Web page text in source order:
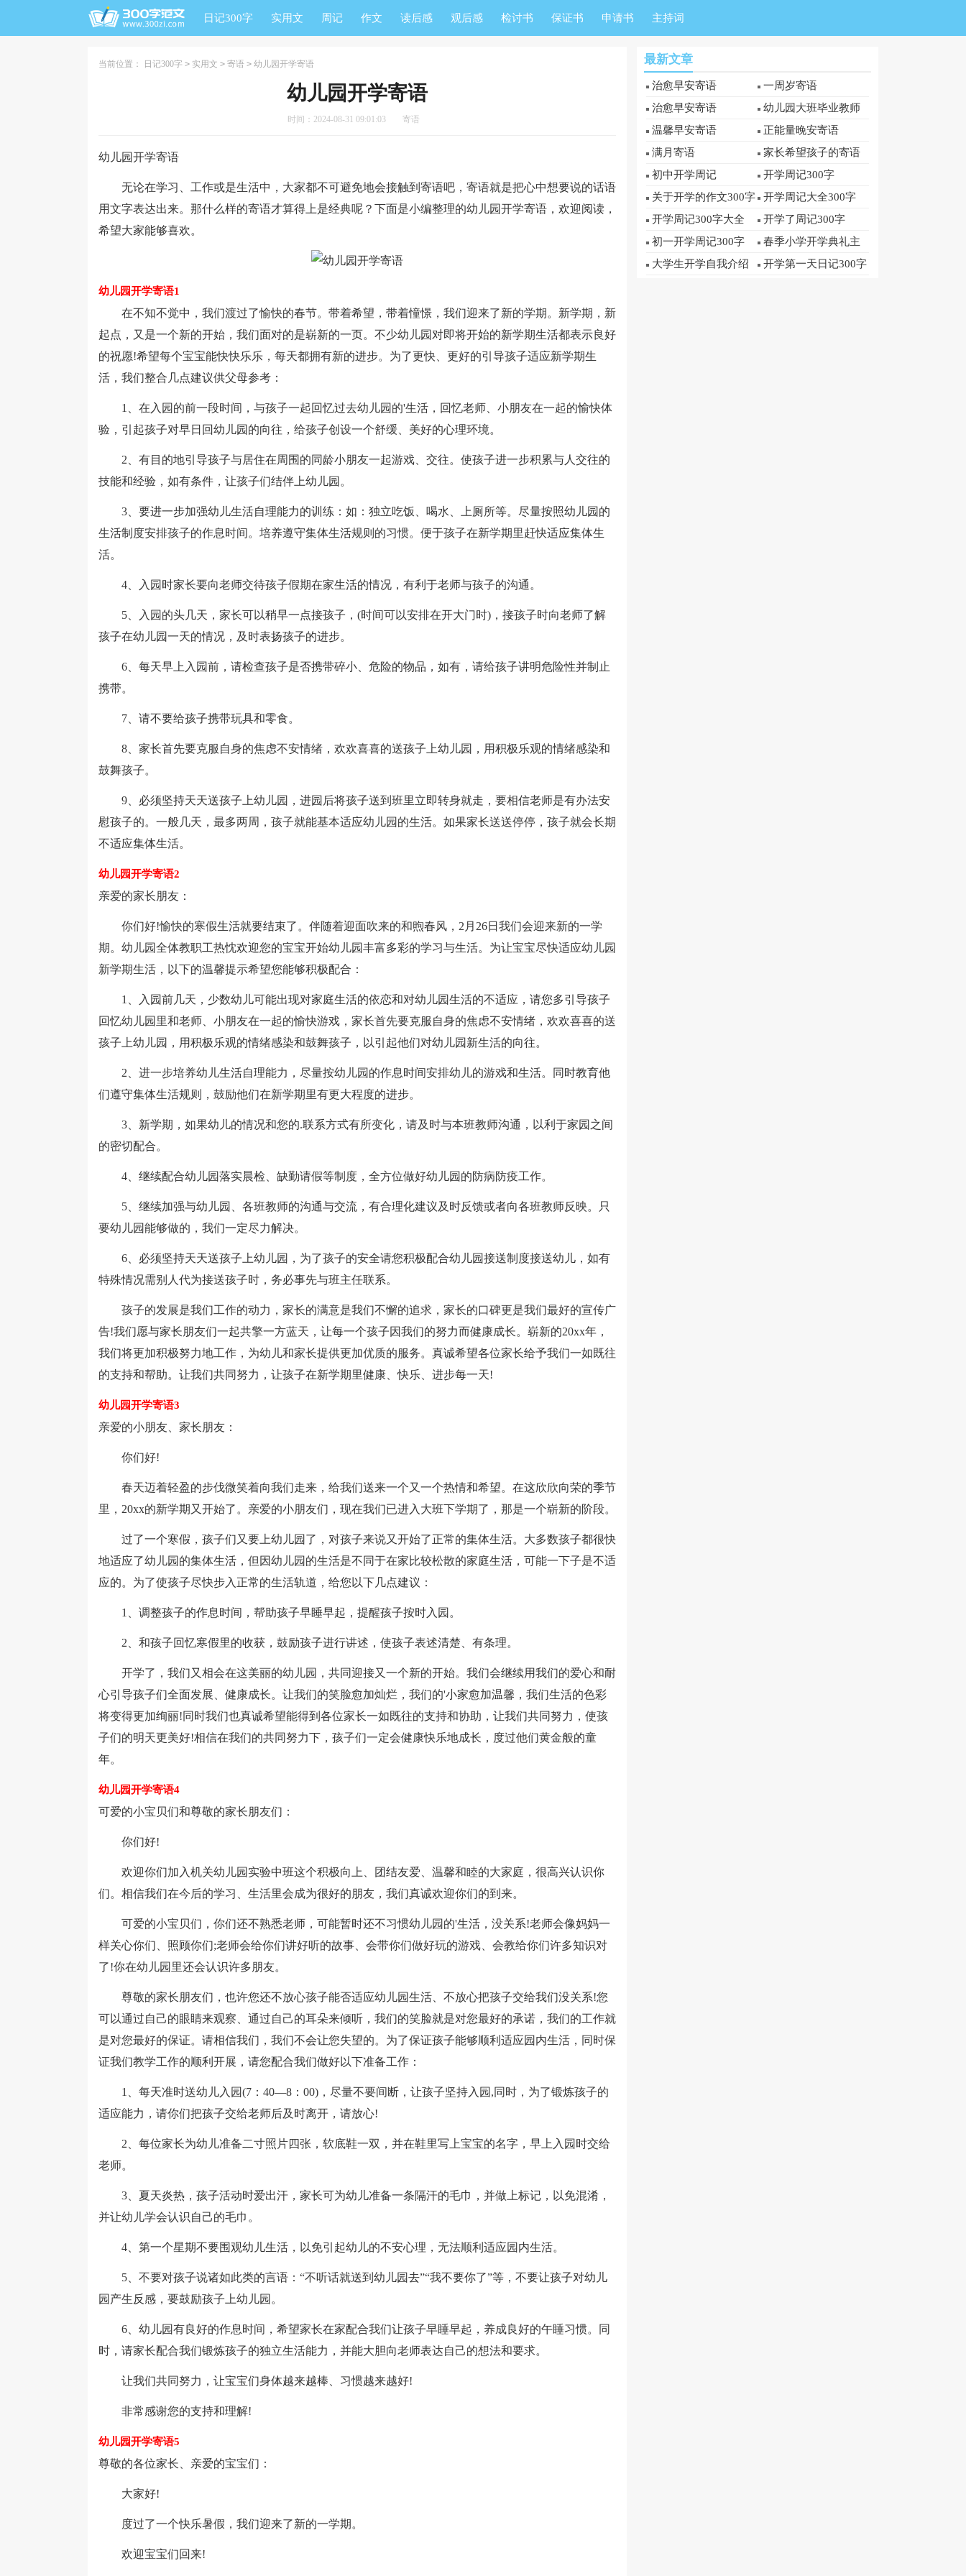
日记300字 实用文 周记 作文 读后感 观后感 检讨书 保证书 申请书 主持词
当前位置： 日记300字 > 实用文 > 寄语 > 幼儿园开学寄语
幼儿园开学寄语
时间：2024-08-31 09:01:03 寄语
幼儿园开学寄语
无论在学习、工作或是生活中，大家都不可避免地会接触到寄语吧，寄语就是把心中想要说的话语
用文字表达出来。那什么样的寄语才算得上是经典呢？下面是小编整理的幼儿园开学寄语，欢迎阅读，
希望大家能够喜欢。
幼儿园开学寄语1
在不知不觉中，我们渡过了愉快的春节。带着希望，带着憧憬，我们迎来了新的学期。新学期，新
起点，又是一个新的开始，我们面对的是崭新的一页。不少幼儿园对即将开始的新学期生活都表示良好
的祝愿!希望每个宝宝能快快乐乐，每天都拥有新的进步。为了更快、更好的引导孩子适应新学期生
活，我们整合几点建议供父母参考：
1、在入园的前一段时间，与孩子一起回忆过去幼儿园的'生活，回忆老师、小朋友在一起的愉快体
验，引起孩子对早日回幼儿园的向往，给孩子创设一个舒缓、美好的心理环境。
2、有目的地引导孩子与居住在周围的同龄小朋友一起游戏、交往。使孩子进一步积累与人交往的
技能和经验，如有条件，让孩子们结伴上幼儿园。
3、要进一步加强幼儿生活自理能力的训练：如：独立吃饭、喝水、上厕所等。尽量按照幼儿园的
生活制度安排孩子的作息时间。培养遵守集体生活规则的习惯。便于孩子在新学期里赶快适应集体生
活。
4、入园时家长要向老师交待孩子假期在家生活的情况，有利于老师与孩子的沟通。
5、入园的头几天，家长可以稍早一点接孩子，(时间可以安排在开大门时)，接孩子时向老师了解
孩子在幼儿园一天的情况，及时表扬孩子的进步。
6、每天早上入园前，请检查孩子是否携带碎小、危险的物品，如有，请给孩子讲明危险性并制止
携带。
7、请不要给孩子携带玩具和零食。
8、家长首先要克服自身的焦虑不安情绪，欢欢喜喜的送孩子上幼儿园，用积极乐观的情绪感染和
鼓舞孩子。
9、必须坚持天天送孩子上幼儿园，进园后将孩子送到班里立即转身就走，要相信老师是有办法安
慰孩子的。一般几天，最多两周，孩子就能基本适应幼儿园的生活。如果家长送送停停，孩子就会长期
不适应集体生活。
幼儿园开学寄语2
亲爱的家长朋友：
你们好!愉快的寒假生活就要结束了。伴随着迎面吹来的和煦春风，2月26日我们会迎来新的一学
期。幼儿园全体教职工热忱欢迎您的宝宝开始幼儿园丰富多彩的学习与生活。为让宝宝尽快适应幼儿园
新学期生活，以下的温馨提示希望您能够积极配合：
1、入园前几天，少数幼儿可能出现对家庭生活的依恋和对幼儿园生活的不适应，请您多引导孩子
回忆幼儿园里和老师、小朋友在一起的愉快游戏，家长首先要克服自身的焦虑不安情绪，欢欢喜喜的送
孩子上幼儿园，用积极乐观的情绪感染和鼓舞孩子，以引起他们对幼儿园新生活的向往。
2、进一步培养幼儿生活自理能力，尽量按幼儿园的作息时间安排幼儿的游戏和生活。同时教育他
们遵守集体生活规则，鼓励他们在新学期里有更大程度的进步。
3、新学期，如果幼儿的情况和您的.联系方式有所变化，请及时与本班教师沟通，以利于家园之间
的密切配合。
4、继续配合幼儿园落实晨检、缺勤请假等制度，全方位做好幼儿园的防病防疫工作。
5、继续加强与幼儿园、各班教师的沟通与交流，有合理化建议及时反馈或者向各班教师反映。只
要幼儿园能够做的，我们一定尽力解决。
6、必须坚持天天送孩子上幼儿园，为了孩子的安全请您积极配合幼儿园接送制度接送幼儿，如有
特殊情况需别人代为接送孩子时，务必事先与班主任联系。
孩子的发展是我们工作的动力，家长的满意是我们不懈的追求，家长的口碑更是我们最好的宣传广
告!我们愿与家长朋友们一起共擎一方蓝天，让每一个孩子因我们的努力而健康成长。崭新的20xx年，
我们将更加积极努力地工作，为幼儿和家长提供更加优质的服务。真诚希望各位家长给予我们一如既往
的支持和帮助。让我们共同努力，让孩子在新学期里健康、快乐、进步每一天!
幼儿园开学寄语3
亲爱的小朋友、家长朋友：
你们好!
春天迈着轻盈的步伐微笑着向我们走来，给我们送来一个又一个热情和希望。在这欣欣向荣的季节
里，20xx的新学期又开始了。亲爱的小朋友们，现在我们已进入大班下学期了，那是一个崭新的阶段。
过了一个寒假，孩子们又要上幼儿园了，对孩子来说又开始了正常的集体生活。大多数孩子都很快
地适应了幼儿园的集体生活，但因幼儿园的生活是不同于在家比较松散的家庭生活，可能一下子是不适
应的。为了使孩子尽快步入正常的生活轨道，给您以下几点建议：
1、调整孩子的作息时间，帮助孩子早睡早起，提醒孩子按时入园。
2、和孩子回忆寒假里的收获，鼓励孩子进行讲述，使孩子表述清楚、有条理。
开学了，我们又相会在这美丽的幼儿园，共同迎接又一个新的开始。我们会继续用我们的爱心和耐
心引导孩子们全面发展、健康成长。让我们的笑脸愈加灿烂，我们的'小家愈加温馨，我们生活的色彩
将变得更加绚丽!同时我们也真诚希望能得到各位家长一如既往的支持和协助，让我们共同努力，使孩
子们的明天更美好!相信在我们的共同努力下，孩子们一定会健康快乐地成长，度过他们黄金般的童
年。
幼儿园开学寄语4
可爱的小宝贝们和尊敬的家长朋友们：
你们好!
欢迎你们加入机关幼儿园实验中班这个积极向上、团结友爱、温馨和睦的大家庭，很高兴认识你
们。相信我们在今后的学习、生活里会成为很好的朋友，我们真诚欢迎你们的到来。
可爱的小宝贝们，你们还不熟悉老师，可能暂时还不习惯幼儿园的'生活，没关系!老师会像妈妈一
样关心你们、照顾你们;老师会给你们讲好听的故事、会带你们做好玩的游戏、会教给你们许多知识对
了!你在幼儿园里还会认识许多朋友。
尊敬的家长朋友们，也许您还不放心孩子能否适应幼儿园生活、不放心把孩子交给我们没关系!您
可以通过自己的眼睛来观察、通过自己的耳朵来倾听，我们的笑脸就是对您最好的承诺，我们的工作就
是对您最好的保证。请相信我们，我们不会让您失望的。为了保证孩子能够顺利适应园内生活，同时保
证我们教学工作的顺利开展，请您配合我们做好以下准备工作：
1、每天准时送幼儿入园(7：40—8：00)，尽量不要间断，让孩子坚持入园,同时，为了锻炼孩子的
适应能力，请你们把孩子交给老师后及时离开，请放心!
2、每位家长为幼儿准备二寸照片四张，软底鞋一双，并在鞋里写上宝宝的名字，早上入园时交给
老师。
3、夏天炎热，孩子活动时爱出汗，家长可为幼儿准备一条隔汗的毛巾，并做上标记，以免混淆，
并让幼儿学会认识自己的毛巾。
4、第一个星期不要围观幼儿生活，以免引起幼儿的不安心理，无法顺利适应园内生活。
5、不要对孩子说诸如此类的言语：“不听话就送到幼儿园去”“我不要你了”等，不要让孩子对幼儿
园产生反感，要鼓励孩子上幼儿园。
6、幼儿园有良好的作息时间，希望家长在家配合我们让孩子早睡早起，养成良好的午睡习惯。同
时，请家长配合我们锻炼孩子的独立生活能力，并能大胆向老师表达自己的想法和要求。
让我们共同努力，让宝宝们身体越来越棒、习惯越来越好!
非常感谢您的支持和理解!
幼儿园开学寄语5
尊敬的各位家长、亲爱的宝宝们：
大家好!
度过了一个快乐暑假，我们迎来了新的一学期。
欢迎宝宝们回来!
最新文章
治愈早安寄语
一周岁寄语
治愈早安寄语
幼儿园大班毕业教师
寄语
温馨早安寄语
正能量晚安寄语
满月寄语
家长希望孩子的寄语
初中开学周记
开学周记300字
关于开学的作文300字
开学周记大全300字
开学周记300字大全
开学了周记300字
初一开学周记300字
春季小学开学典礼主
持词
大学生开学自我介绍
开学第一天日记300字